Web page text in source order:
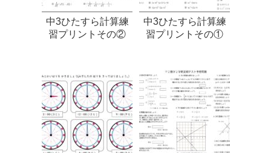
中3ひたすら計算練
習プリントその②
中3ひたすら計算練
習プリントその①